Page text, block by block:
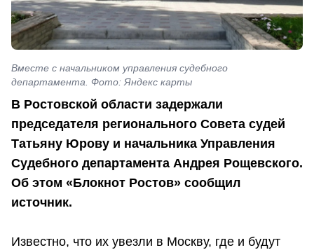
Вместе с начальником управления судебного
департамента. Фото: Яндекс карты
В Ростовской области задержали
председателя регионального Совета судей
Татьяну Юрову и начальника Управления
Судебного департамента Андрея Рощевского.
Об этом «Блокнот Ростов» сообщил
источник.
Известно, что их увезли в Москву, где и будут